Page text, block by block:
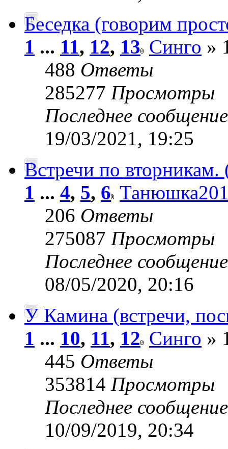
Беседка (говорим
1 ... 11, 12, 13 Синго »
488 Ответы
285277 Просмотры
Последнее
19/03/2021, 19:25
Встречи по
1 ... 4, 5, 6
206 Ответы
275087 Просмотры
Последнее
08/05/2020, 20:16
У Камина (встречи,
1 ... 10, 11, 12 Синго »
445 Ответы
353814 Просмотры
Последнее
10/09/2019, 20:34